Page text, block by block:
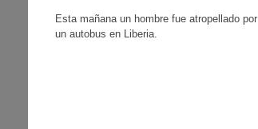
Esta mañana un hombre fue atropellado por
un autobus en Liberia.